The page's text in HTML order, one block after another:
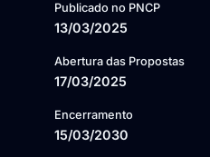
Publicado no PNCP
13/03/2025
Abertura das Propostas
17/03/2025
Encerramento
15/03/2030